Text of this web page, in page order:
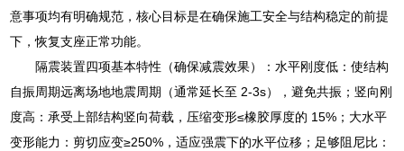
意事项均有明确规范，核心目标是在确保施工安全与结构稳定的前提
下，恢复支座正常功能。
隔震装置四项基本特性（确保减震效果）：水平刚度低：使结构
自振周期远离场地地震周期（通常延长至 2-3s），避免共振；竖向刚
度高：承受上部结构竖向荷载，压缩变形≤橡胶厚度的 15%；大水平
变形能力：剪切应变≥250%，适应强震下的水平位移；足够阻尼比：